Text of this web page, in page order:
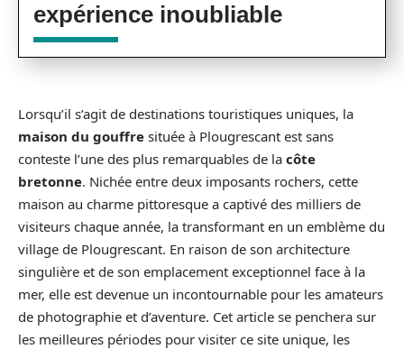
expérience inoubliable
Lorsqu’il s’agit de destinations touristiques uniques, la
maison du gouffre située à Plougrescant est sans
conteste l’une des plus remarquables de la côte
bretonne. Nichée entre deux imposants rochers, cette
maison au charme pittoresque a captivé des milliers de
visiteurs chaque année, la transformant en un emblème du
village de Plougrescant. En raison de son architecture
singulière et de son emplacement exceptionnel face à la
mer, elle est devenue un incontournable pour les amateurs
de photographie et d’aventure. Cet article se penchera sur
les meilleures périodes pour visiter ce site unique, les